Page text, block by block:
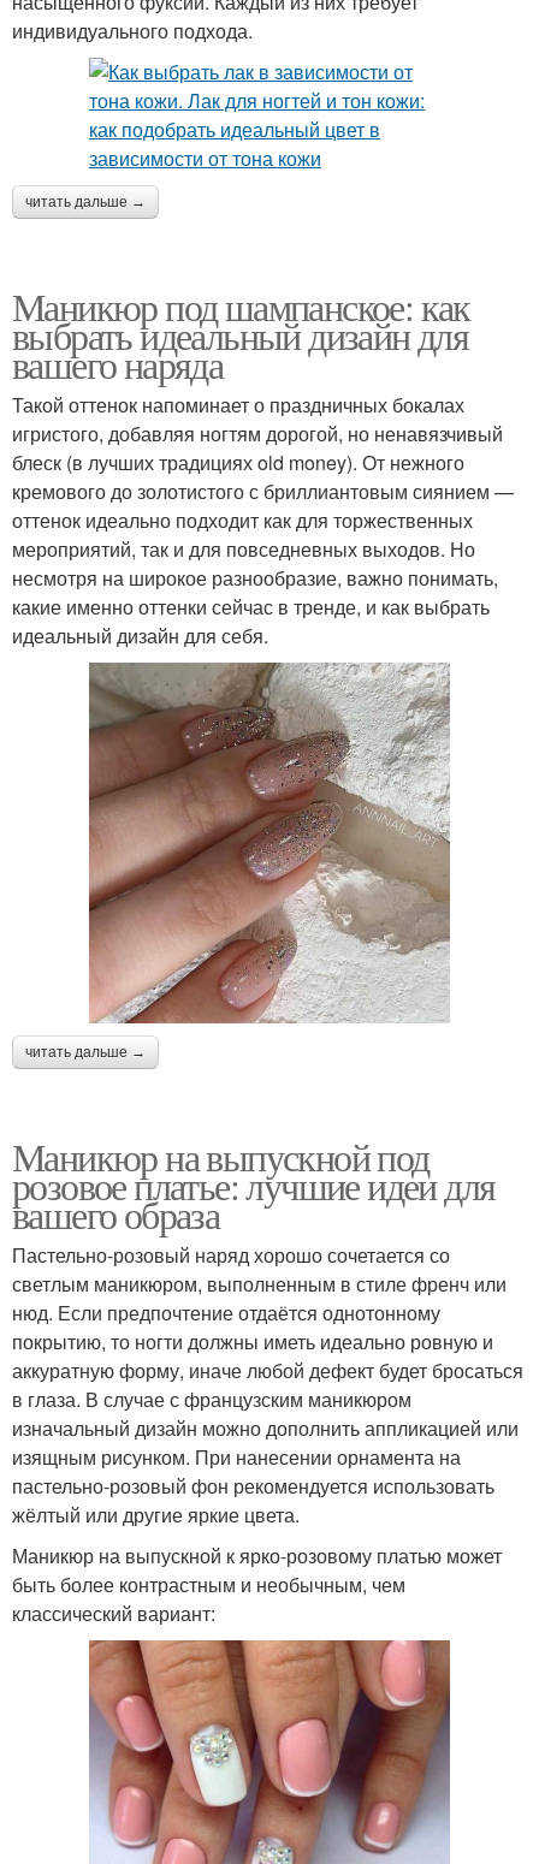
индивидуального подхода.
читать дальше →
Маникюр под шампанское: как
выбрать идеальный дизайн для
вашего наряда
Такой оттенок напоминает о праздничных бокалах
игристого, добавляя ногтям дорогой, но ненавязчивый
блеск (в лучших традициях old money). От нежного
кремового до золотистого с бриллиантовым сиянием —
оттенок идеально подходит как для торжественных
мероприятий, так и для повседневных выходов. Но
несмотря на широкое разнообразие, важно понимать,
какие именно оттенки сейчас в тренде, и как выбрать
идеальный дизайн для себя.
читать дальше →
Маникюр на выпускной под
розовое платье: лучшие идеи для
вашего образа
Пастельно-розовый наряд хорошо сочетается со
светлым маникюром, выполненным в стиле френч или
нюд. Если предпочтение отдаётся однотонному
покрытию, то ногти должны иметь идеально ровную и
аккуратную форму, иначе любой дефект будет бросаться
в глаза. В случае с французским маникюром
изначальный дизайн можно дополнить аппликацией или
изящным рисунком. При нанесении орнамента на
пастельно-розовый фон рекомендуется использовать
жёлтый или другие яркие цвета.
Маникюр на выпускной к ярко-розовому платью может
быть более контрастным и необычным, чем
классический вариант: